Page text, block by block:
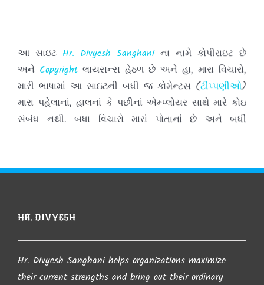
આ સાઇટ Hr. Divyesh Sanghaniના નામે કોપીરાઇટ છે
અને Copyright લાયસન્સ હેઠળ છે અને હા, મારા વિચારો,
મારી ભાષામાં આ સાઇટની બધી જ કોમેન્ટસ (ટીપ્પણીઓ)
મારા પહેલાનાં, હાલનાં કે પછીનાં એમ્પ્લોયર સાથે મારે કોઇ
સંબંધ નથી. બધા વિચારો મારાં પોતાનાં છે અને બધી
કરવામા આવશે તો તેની ખાસ નોંધ લેવા વિંનતી. જો કોઇ
કરવા વિનંતી.
HR. DIVYESH
Hr. Divyesh Sanghani helps organizations maximize
their current strengths and bring out their ordinary